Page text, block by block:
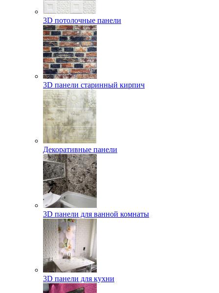
3D потолочные панели
3D панели старинный кирпич
Декоративные панели
3D панели для ванной комнаты
3D панели для кухни